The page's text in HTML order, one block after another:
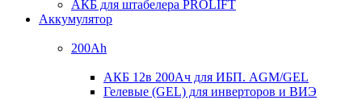
АКБ для штабелера PROLIFT
Аккумулятор
200Ah
АКБ 12в 200Ач для ИБП. AGM/GEL
Гелевые (GEL) для инверторов и ВИЭ